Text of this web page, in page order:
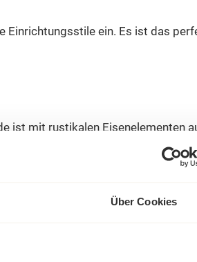
Über Cookies
ein. Es ist das
ist mit rustikalen Eisenelementen